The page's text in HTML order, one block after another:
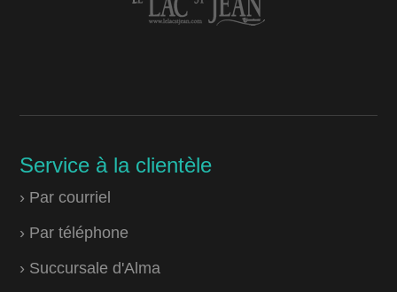
Service à la clientèle
› Par courriel
› Par téléphone
› Succursale d'Alma